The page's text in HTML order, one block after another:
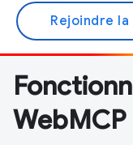
Rejoindre
WebMCP